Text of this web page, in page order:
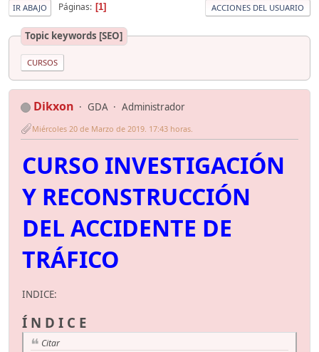
IR ABAJO Páginas 1 ACCIONES DEL USUARIO
Topic keywords [SEO]
CURSOS
Dikxon GDA Administrador
Miércoles 20 de Marzo de 2019. 17:43 horas.
CURSO INVESTIGACIÓN
Y RECONSTRUCCIÓN
DEL ACCIDENTE DE
TRÁFICO
INDICE:
Í N D I C E
Citar